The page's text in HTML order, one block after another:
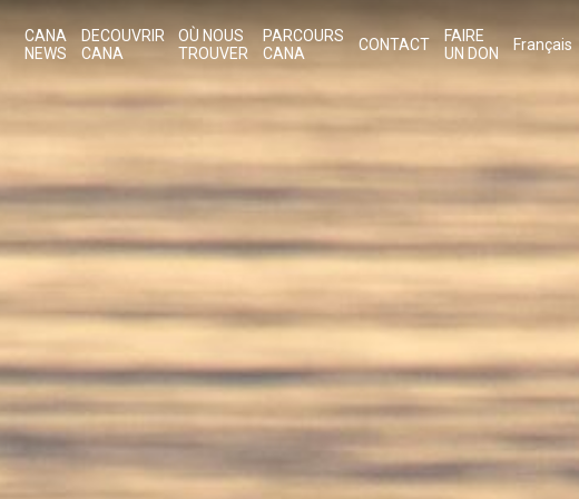
CANA
NEWS
DECOUVRIR
CANA
OÙ NOUS
TROUVER
PARCOURS
CANA
CONTACT
FAIRE
UN DON
Français